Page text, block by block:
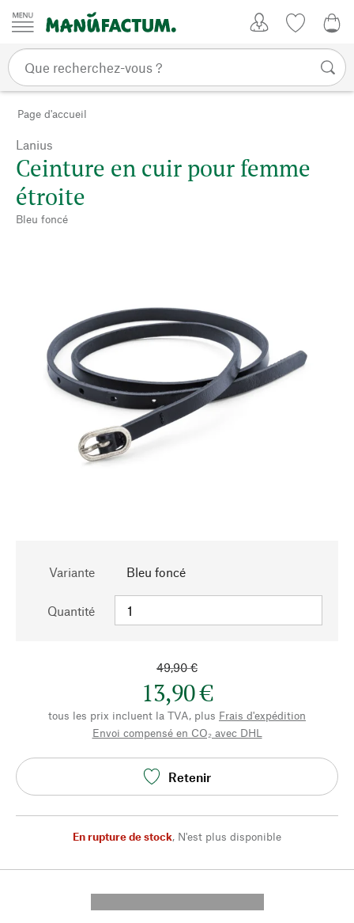
Passer au contenu
Page d'accueil
Lanius
Ceinture en cuir pour femme
étroite
Bleu foncé
Variante Bleu foncé
Quantité
49,90 €
13,90 €
tous les prix incluent la TVA, plus Frais d'expédition
Envoi compensé en CO₂ avec DHL
Retenir
En rupture de stock, N'est plus disponible